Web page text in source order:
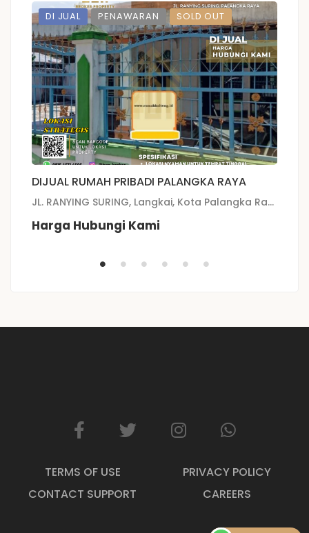
DI JUAL PENAWARAN SOLD OUT
DIJUAL RUMAH PRIBADI PALANGKA RAYA
JL. RANYING SURING, Langkai, Kota Palangka Raya, Kalimantan Tengah
Harga Hubungi Kami
TERMS OF USE
PRIVACY POLICY
CONTACT SUPPORT
CAREERS